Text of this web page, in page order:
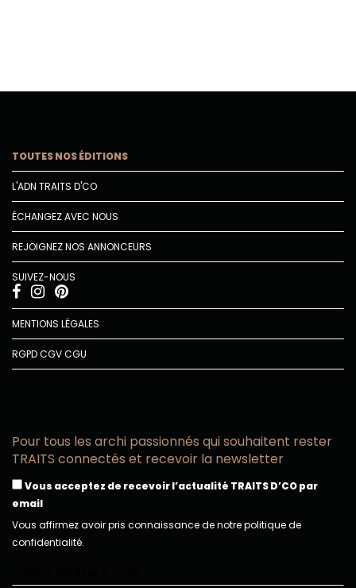
TOUTES NOS ÉDITIONS
L'ADN TRAITS D'CO
ÉCHANGEZ AVEC NOUS
REJOIGNEZ NOS ANNONCEURS
SUIVEZ-NOUS
MENTIONS LÉGALES
RGPDCGVCGU
Pour tous les archi passionnés qui souhaitent rester
TRAITS connectés et recevoir la newsletter
Vous acceptez de recevoir l’actualité TRAITS D’CO par
email
Vous affirmez avoir pris connaissance de notre politique de
confidentialité.